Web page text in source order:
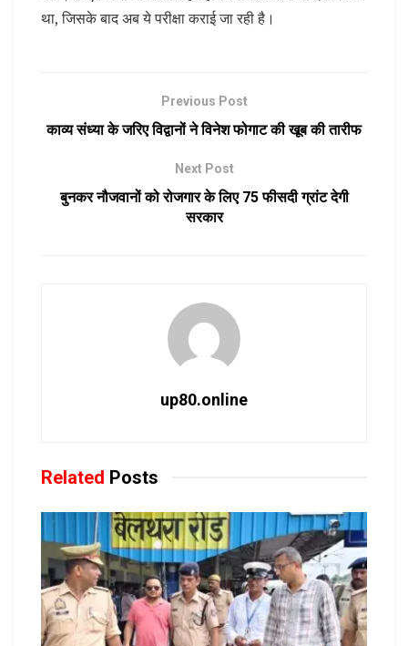
था, जिसके बाद अब ये परीक्षा कराई जा रही है।
Previous Post
काव्य संध्या के जरिए विद्वानों ने विनेश फोगाट की खूब की तारीफ
Next Post
बुनकर नौजवानों को रोजगार के लिए 75 फीसदी ग्रांट देगी
सरकार
up80.online
Related Posts